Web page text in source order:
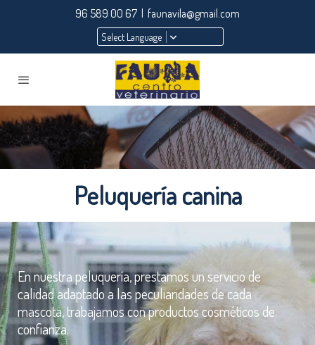
96 589 00 67 | faunavila@gmail.com
Select Language
Peluquería canina
En nuestra peluquería, prestamos un servicio de
calidad adaptado a las peculiaridades de cada
mascota, trabajamos con productos cosméticos de
confianza.